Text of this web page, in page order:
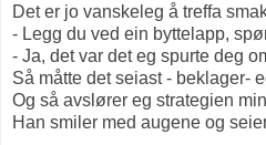
Det er jo vanskeleg å treffa
- Legg du ved ein byttelapp,
- Ja, det var det eg spurte deg
Så måtte det seiast - beklager-
Og så avslører eg strategien
Han smiler med augene og